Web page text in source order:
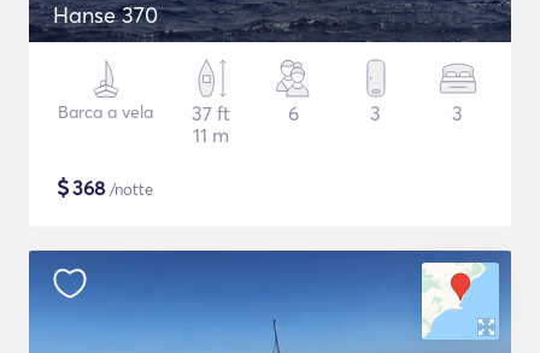
Hanse 370
Barca a vela
37 ft
11 m
6 3 3
$368 /notte